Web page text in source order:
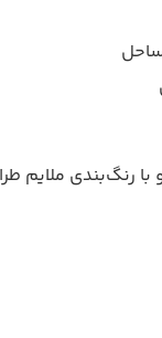
رنگ‌بندی ملایم